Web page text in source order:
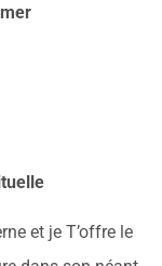
et je T’offre le